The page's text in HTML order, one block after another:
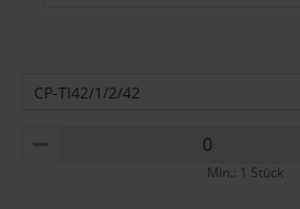
CP-TI42/1/2/42
MINUS
Min.: 1 Stück